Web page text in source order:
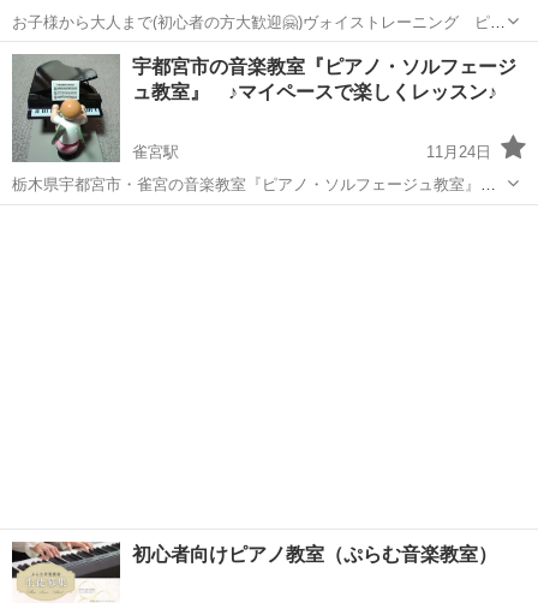
お子様から大人まで(初心者の方大歓迎🤗)ヴォイストレーニング ピア
ノレッスン。生徒様募集します。(出張レッスン応相談) 興味のある
方、お気軽に御相談下さいませ。ご連絡お待ちしております。🌿 🎶講
師紹介🎶 増...
栃木 那須塩原市 西那須野駅 ピアノ
宇都宮市の音楽教室『ピアノ・ソルフェージ
ュ教室』 ♪マイペースで楽しくレッスン♪
雀宮駅
11月24日
栃木県宇都宮市・雀宮の音楽教室『ピアノ・ソルフェージュ教室』で
す。 ４歳～大人の方まで、ピアノ、ソルフェージュ・楽典の個人レッ
初心者向けピアノ教室（ぷらむ音楽教室）